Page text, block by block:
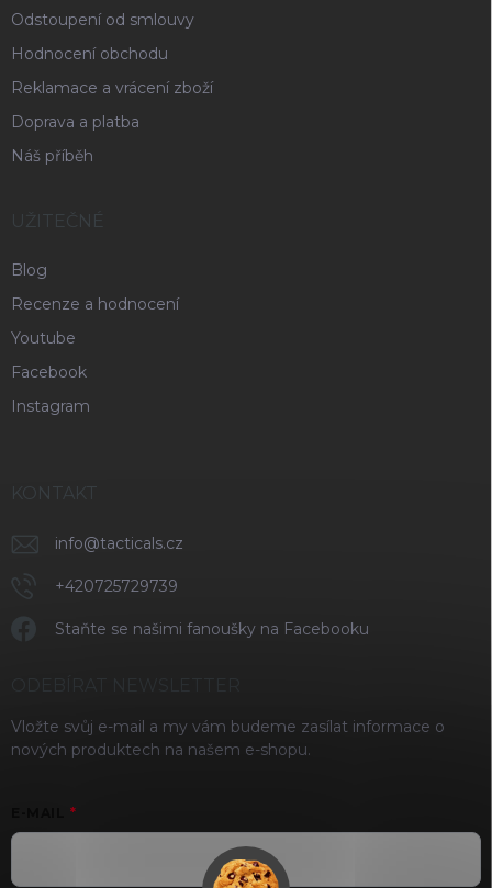
Odstoupení od smlouvy
Hodnocení obchodu
Reklamace a vrácení zboží
Doprava a platba
Náš příběh
UŽITEČNÉ
Blog
Recenze a hodnocení
Youtube
Facebook
Instagram
KONTAKT
info@tacticals.cz
+420725729739
Staňte se našimi fanoušky na Facebooku
Vložte svůj e-mail a my vám budeme zasílat informace o
nových produktech na našem e-shopu.